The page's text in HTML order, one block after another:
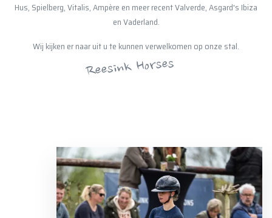
Hus, Spielberg, Vitalis, Ampère en meer recent Valverde, Asgard's Ibiza
en Vaderland.
Wij kijken er naar uit u te kunnen verwelkomen op onze stal.
Reesink Horses